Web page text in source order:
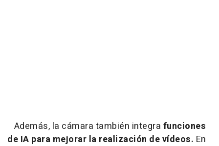
Además, la cámara también integra funciones
de IA para mejorar la realización de vídeos. En